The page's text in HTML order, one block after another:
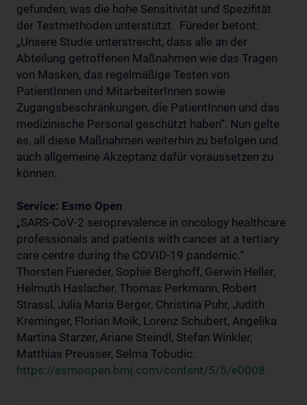
gefunden, was die hohe Sensitivität und Spezifität
der Testmethoden unterstützt. Füreder betont:
„Unsere Studie unterstreicht, dass alle an der
Abteilung getroffenen Maßnahmen wie das Tragen
von Masken, das regelmäßige Testen von
PatientInnen und MitarbeiterInnen sowie
Zugangsbeschränkungen, die PatientInnen und das
medizinische Personal geschützt haben“. Nun gelte
es, all diese Maßnahmen weiterhin zu befolgen und
auch allgemeine Akzeptanz dafür voraussetzen zu
können.
Service: Esmo Open
„SARS-CoV-2 seroprevalence in oncology healthcare
professionals and patients with cancer at a tertiary
care centre during the COVID-19 pandemic.“
Thorsten Fuereder, Sophie Berghoff, Gerwin Heller,
Helmuth Haslacher, Thomas Perkmann, Robert
Strassl, Julia Maria Berger, Christina Puhr, Judith
Kreminger, Florian Moik, Lorenz Schubert, Angelika
Martina Starzer, Ariane Steindl, Stefan Winkler,
Matthias Preusser, Selma Tobudic.
https://esmoopen.bmj.com/content/5/5/e0008